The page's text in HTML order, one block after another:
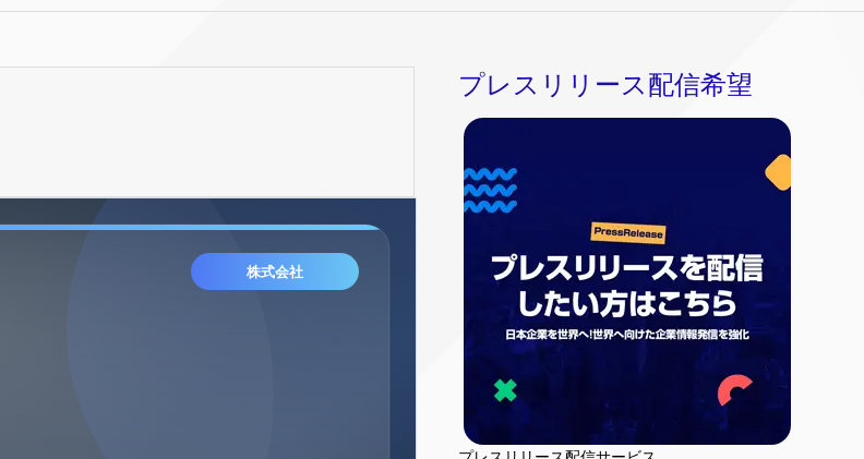
プレスリリース配信希望